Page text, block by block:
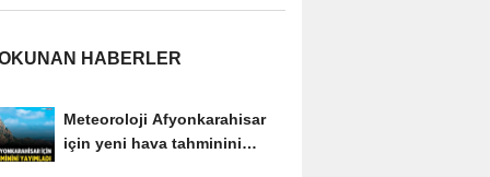
HABERLER
Meteoroloji Afyonkarahisar
için yeni hava tahminini